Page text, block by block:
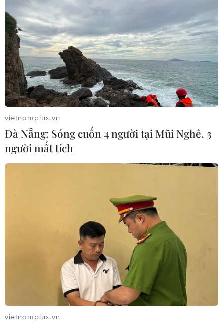
vietnamplus.vn
Đà Nẵng: Sóng cuốn 4 người tại Mũi Nghê, 3
người mất tích
vietnamplus.vn